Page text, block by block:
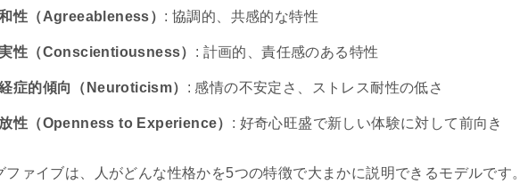
性（Agreeableness） : 協調的、共感的な特性
性（Conscientiousness） : 計画的、責任感のある特性
症的傾向（Neuroticism） : 感情の不安定さ、ストレス耐性の低さ
性（Openness to Experience） : 好奇心旺盛で新しい体験に対して前向き
ファイブは、人がどんな性格かを5つの特徴で大まかに説明できるモデルです。